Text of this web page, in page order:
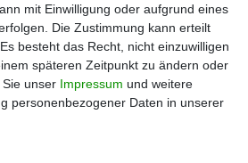
ist durch SSL gesichert
mit Einwilligung oder aufgrund eines
Die Zustimmung kann erteilt
besteht das Recht, nicht einzuwilligen
späteren Zeitpunkt zu ändern oder
unser Impressum und weitere
personenbezogener Daten in unserer